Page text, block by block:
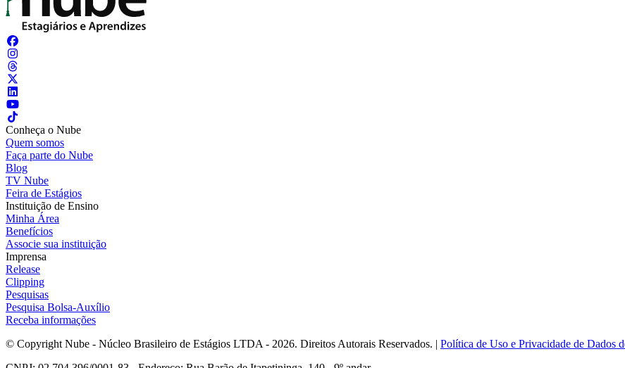
Conheça o Nube
Quem somos
Faça parte do Nube
Blog
TV Nube
Feira de Estágios
Instituição de Ensino
Minha Área
Benefícios
Associe sua instituição
Imprensa
Release
Clipping
Pesquisas
Pesquisa Bolsa-Auxílio
Receba informações
© Copyright Nube - Núcleo Brasileiro de Estágios LTDA - 2026. Direitos Autorais Reservados. | Política de Uso e Privacidade de Dados